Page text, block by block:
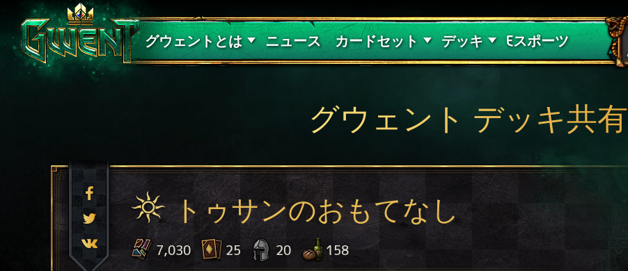
グウェントとは
サポート
ニュース カードセット
紅き血の呪縛
デッキ
デッキガイド
Eスポーツ
グウェント デッキ共有
トゥサンのおもてなし
7,030 25 20 158